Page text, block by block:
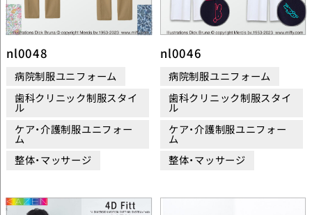
nl0048
病院制服ユニフォーム
歯科クリニック制服スタイ
ル
ケア・介護制服ユニフォー
ム
整体・マッサージ
nl0046
病院制服ユニフォーム
歯科クリニック制服スタイ
ル
ケア・介護制服ユニフォー
ム
整体・マッサージ